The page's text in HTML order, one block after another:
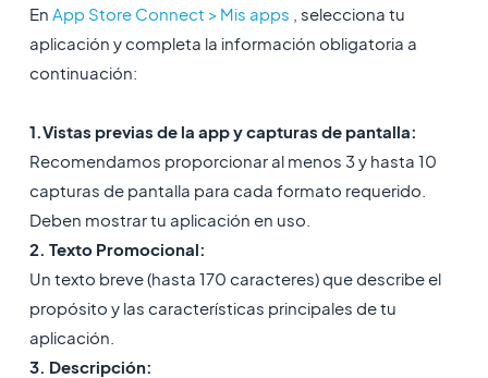
En App Store Connect > Mis apps , selecciona tu
aplicación y completa la información obligatoria a
continuación:
1.Vistas previas de la app y capturas de pantalla:
Recomendamos proporcionar al menos 3 y hasta 10
capturas de pantalla para cada formato requerido.
Deben mostrar tu aplicación en uso.
2. Texto Promocional:
Un texto breve (hasta 170 caracteres) que describe el
propósito y las características principales de tu
aplicación.
3. Descripción: